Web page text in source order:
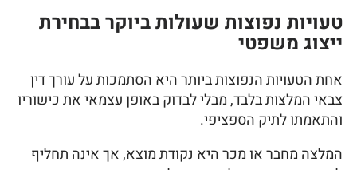
טעויות נפוצות שעולות ביוקר בבחירת
ייצוג משפטי
אחת הטעויות הנפוצות ביותר היא הסתמכות על עורך דין
צבאי המלצות בלבד, מבלי לבדוק באופן עצמאי את כישוריו
והתאמתו לתיק הספציפי.
המלצה מחבר או מכר היא נקודת מוצא, אך אינה תחליף